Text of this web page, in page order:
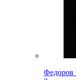
Федоров